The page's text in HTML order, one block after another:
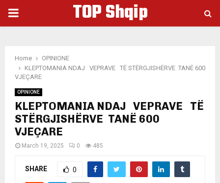
PRIMARY
TOP Shqip
Home
OPINIONE
KLEPTOMANIA NDAJ VEPRAVE TË STËRGJISHËRVE TANË 600
VJEÇARE
OPINIONE
KLEPTOMANIA NDAJ VEPRAVE TË
STËRGJISHËRVE TANË 600
VJEÇARE
March 19, 2025 0 485
SHARE 0